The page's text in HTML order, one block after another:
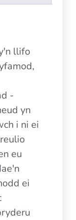
llifo
-
yn
i ni ei
eu
ei